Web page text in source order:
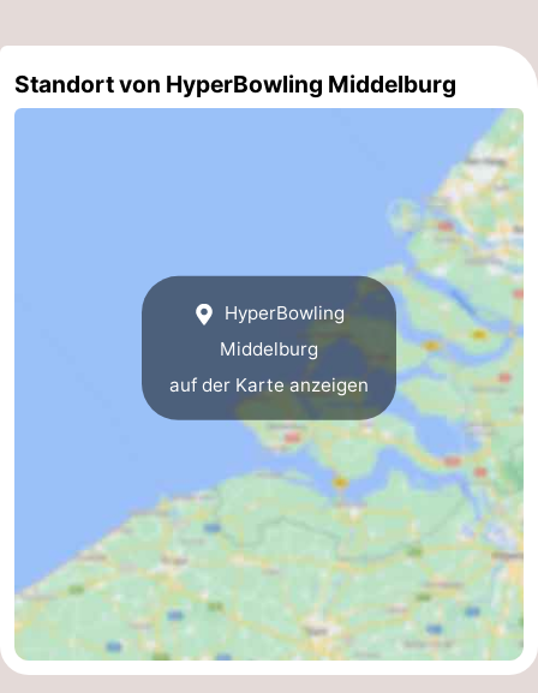
Sportangeln
Essen
Veranstaltungen
Parken
Reisebuchshop
-
Fähre
Medizin
Standort von HyperBowling Middelburg
HyperBowling
Middelburg
auf der Karte anzeigen